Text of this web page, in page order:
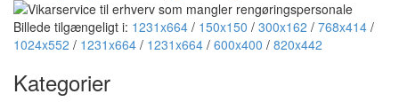
Billede tilgængeligt i: 1231x664 / 150x150 / 300x162 / 768x414 /
1024x552 / 1231x664 / 1231x664 / 600x400 / 820x442
Kategorier